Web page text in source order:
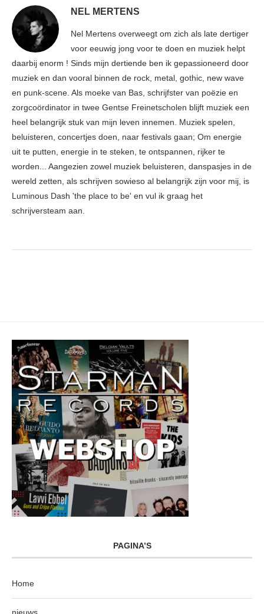
NEL MERTENS
Nel Mertens overweegt om zich als late dertiger
voor eeuwig jong voor te doen en muziek helpt
daarbij enorm ! Sinds mijn dertiende ben ik gepassioneerd door
muziek en dan vooral binnen de rock, metal, gothic, new wave
en punk-scene. Als moeke van Bas, schrijfster van poëzie en
zorgcoördinator in twee Gentse Freinetscholen blijft muziek een
heel belangrijk stuk van mijn leven innemen. Muziek spelen,
beluisteren, concertjes doen, naar festivals gaan; Om energie
uit te putten, energie in te steken, te ontspannen, rijker te
worden... Aangezien zowel muziek beluisteren, danspasjes in de
wereld zetten, als schrijven sowieso al belangrijk zijn voor mij, is
Luminous Dash 'the place to be' en vul ik graag het
schrijversteam aan.
PAGINA’S
Home